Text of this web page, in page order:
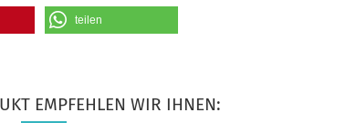
teilen
EMPFEHLEN WIR IHNEN: